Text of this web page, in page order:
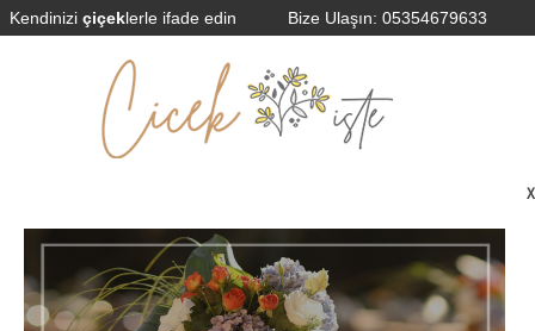
Kendinizi çiçeklerle ifade edin Bize Ulaşın: 05354679633